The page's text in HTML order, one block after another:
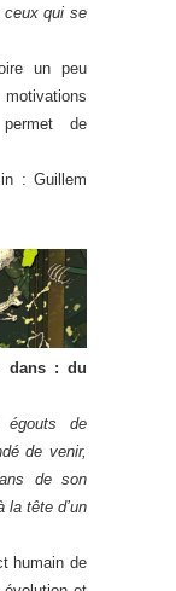
ceux qui se
un peu
permet de
: Guillem
dans : du
égouts de
de venir,
de son
la tête d’un
humain de